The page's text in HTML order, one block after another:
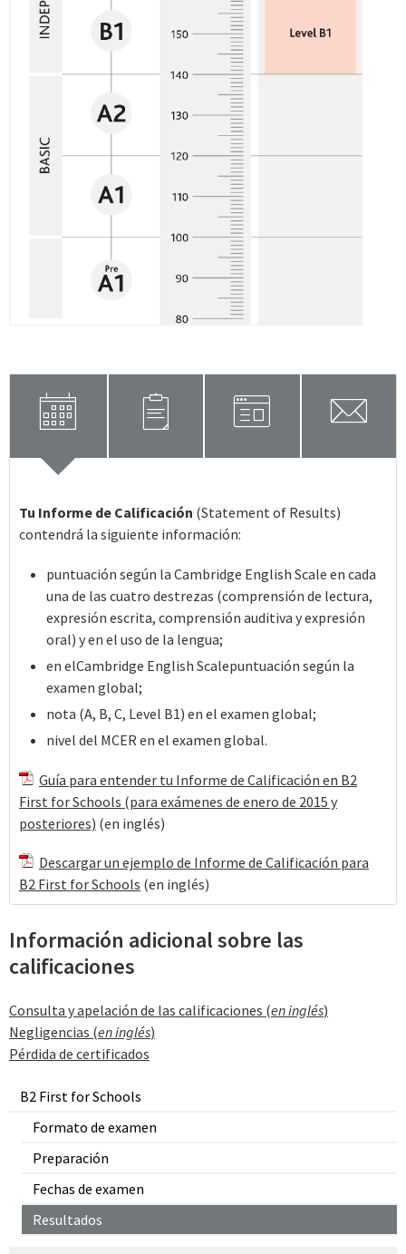
B2 First for Schools
Formato de examen
Preparación
Fechas de examen
Resultados
calendar clipboard window mail
Tu Informe de Calificación (Statement of Results)
contendrá la siguiente información:
puntuación según la Cambridge English Scale en cada
una de las cuatro destrezas (comprensión de lectura,
expresión escrita, comprensión auditiva y expresión
oral) y en el uso de la lengua;
en elCambridge English Scalepuntuación según la
examen global;
nota (A, B, C, Level B1) en el examen global;
nivel del MCER en el examen global.
Guía para entender tu Informe de Calificación en B2
First for Schools (para exámenes de enero de 2015 y
posteriores) (en inglés)
Descargar un ejemplo de Informe de Calificación para
B2 First for Schools (en inglés)
Información adicional sobre las
calificaciones
Consulta y apelación de las calificaciones (en inglés)
Negligencias (en inglés)
Pérdida de certificados